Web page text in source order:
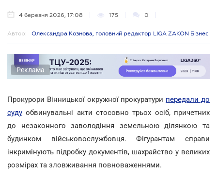
4 березня 2026, 17:08 175 0
Автор: Олександра Кознова, головний редактор LIGA ZAKON Бізнес
Реклама
Прокурори Вінницької окружної прокуратури передали до
суду обвинувальні акти стосовно трьох осіб, причетних
до незаконного заволодіння земельною ділянкою та
будинком військовослужбовця. Фігурантам справи
інкримінують підробку документів, шахрайство у великих
розмірах та зловживання повноваженнями.